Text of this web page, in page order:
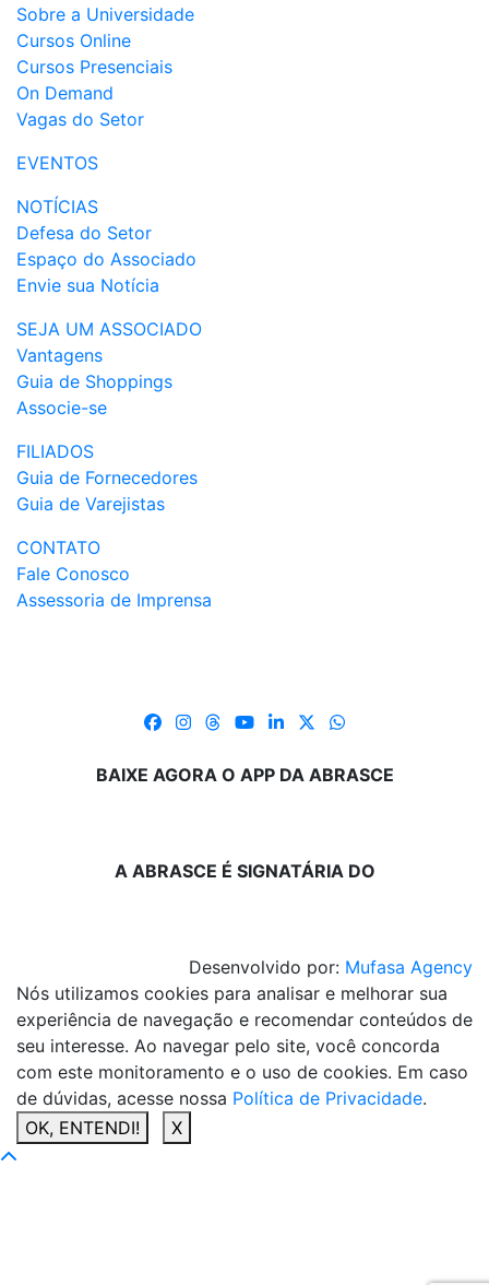
Sobre a Universidade
Cursos Online
Cursos Presenciais
On Demand
Vagas do Setor
EVENTOS
NOTÍCIAS
Defesa do Setor
Espaço do Associado
Envie sua Notícia
SEJA UM ASSOCIADO
Vantagens
Guia de Shoppings
Associe-se
FILIADOS
Guia de Fornecedores
Guia de Varejistas
CONTATO
Fale Conosco
Assessoria de Imprensa
BAIXE AGORA O APP DA ABRASCE
A ABRASCE É SIGNATÁRIA DO
Desenvolvido por: Mufasa Agency
Nós utilizamos cookies para analisar e melhorar sua
experiência de navegação e recomendar conteúdos de
seu interesse. Ao navegar pelo site, você concorda
com este monitoramento e o uso de cookies. Em caso
de dúvidas, acesse nossa Política de Privacidade.
OK, ENTENDI!
X